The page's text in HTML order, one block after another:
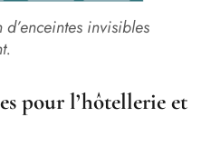
invisibles
pour l’hôtellerie et